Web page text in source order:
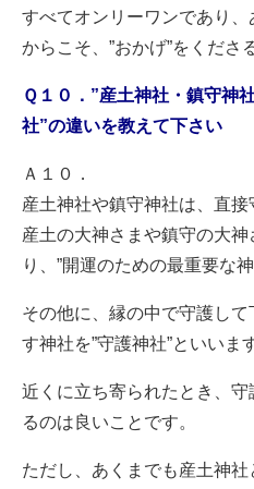
すべてオンリーワンであり
からこそ、”おかげ”をくださ
Ｑ１０．”産土神社・鎮守
社”の違いを教えて下さい
Ａ１０．
産土神社や鎮守神社は、直接
産土の大神さまや鎮守の大
り、”開運のための最重要な神
その他に、縁の中で守護し
す神社を”守護神社”といいま
近くに立ち寄られたとき、
るのは良いことです。
ただし、あくまでも産土神社